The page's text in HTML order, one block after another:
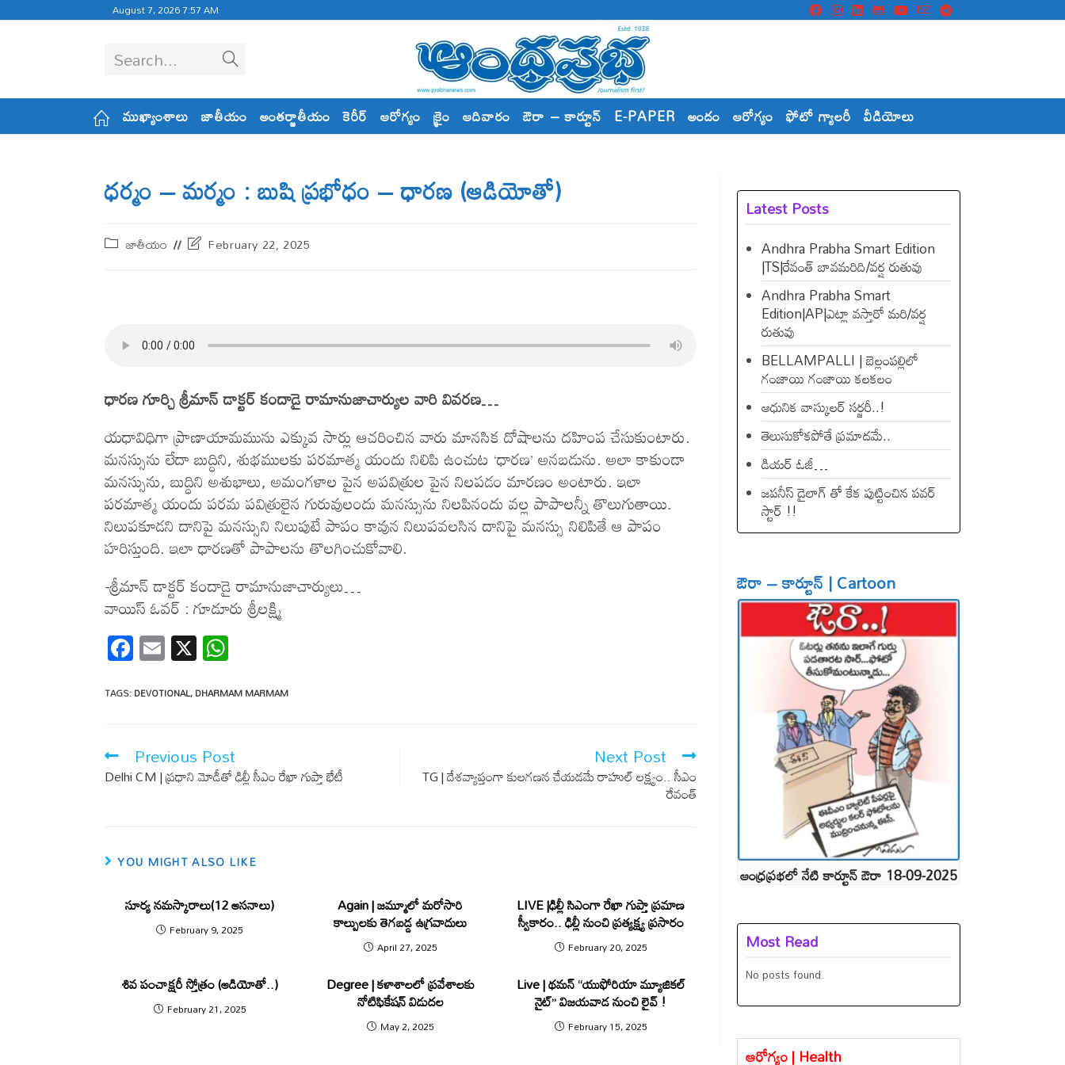
August 7, 2026 7:57 AM
Search...
ముఖ్యాంశాలు జాతీయం అంతర్జాతీయం కెరీర్ ఆరోగ్యం క్రైం ఆదివారం ఔరా – కార్టూన్ E-PAPER అందం ఆరోగ్యం ఫోటో గ్యాలరీ వీడియోలు
ధర్మం – మర్మం : బుషి ప్రభోధం – ధారణ (ఆడియోతో)
జాతీయం February 22, 2025
ధారణ గూర్చి శ్రీమాన్‌ డాక్టర్‌ కందాడై రామానుజాచార్యుల వారి వివరణ…
యధావిధిగా ప్రాణాయామమును ఎక్కువ సార్లు ఆచరించిన వారు మానసిక దోషాలను దహింప చేసుకుంటారు.
మనస్సును లేదా బుద్ధిని, శుభములకు పరమాత్మ యందు నిలిపి ఉంచుట ‘ధారణ’ అనబడును. అలా కాకుండా
మనస్సును, బుద్ధిని అశుభాలు, అమంగళాల పైన అపవిత్రుల పైన నిలపడం మారణం అంటారు. ఇలా
పరమాత్మ యందు పరమ పవిత్రులైన గురువులందు మనస్సును నిలపినందు వల్ల పాపాలన్నీ తొలుగుతాయి.
నిలుపకూడని దానిపై మనస్సుని నిలుపుటే పాపం కావున నిలుపవలసిన దానిపై మనస్సు నిలిపితే ఆ పాపం
హరిస్తుంది. ఇలా ధారణతో పాపాలను తొలగించుకోవాలి.
-శ్రీమాన్‌ డాక్టర్‌ కందాడై రామానుజాచార్యులు…
వాయిస్‌ ఓవర్‌ : గూడూరు శ్రీలక్ష్మి
F
ac
e
o
o
E
m
ail
X
at
A
p
p
TAGS:DEVOTIONAL,DHARMAM MARMAM
Previous Post
Delhi CM | ప్రధాని మోడీతో ఢిల్లీ సీఎం రేఖా గుప్తా భేటీ
Next Post
TG | దేశవ్యాప్తంగా కుల‌గ‌ణ‌న చేయ‌డ‌మే రాహుల్ ల‌క్ష్యం.. సీఎం
రేవంత్
YOU MIGHT ALSO LIKE
సూర్య నమస్కారాలు(12 ఆసనాలు)
February 9, 2025
Again | జ‌మ్మూలో మ‌రోసారి
కాల్పుల‌కు తెగ‌బ‌డ్డ ఉగ్ర‌వాదులు
April 27, 2025
LIVE |ఢిల్లీ సిఎంగా రేఖా గుప్తా ప్రమాణ
స్వీకారం.. ఢిల్లీ నుంచి ప్రత్యక్ష్య ప్రసారం
February 20, 2025
శివ పంచాక్షరీ స్తోత్రం (ఆడియోతో..)
February 21, 2025
Degree | కళాశాలలో ప్రవేశాలకు
నోటిఫికేషన్ విడుదల
May 2, 2025
Live | థ‌మ‌న్ “యుఫోరియా మ్యూజికల్
నైట్” విజ‌య‌వాడ నుంచి లైవ్ !
February 15, 2025
Latest Posts
Andhra Prabha Smart Edition
|TS|రేవంత్​ బావమరిది/వర్ష రుతువు
Andhra Prabha Smart
Edition|AP|ఎట్లా వస్తారో మరి/వర్ష
రుతువు
BELLAMPALLI | బెల్లంపల్లిలో
గంజాయి గంజాయి కలకలం
ఆధునిక వాస్కులర్ సర్జరీ..!
తెలుసుకోకపోతే ప్రమాదమే..
డియ‌ర్ ఓజీ…
జపనీస్ డైలాగ్ తో కేక పుట్టించిన ప‌వ‌ర్
స్టార్ !!
ఔరా – కార్టూన్ | Cartoon
ఆంధ్రప్రభలో నేటి కార్టూన్ ఔరా 18-09-2025
Most Read
No posts found.
ఆరోగ్యం | Health